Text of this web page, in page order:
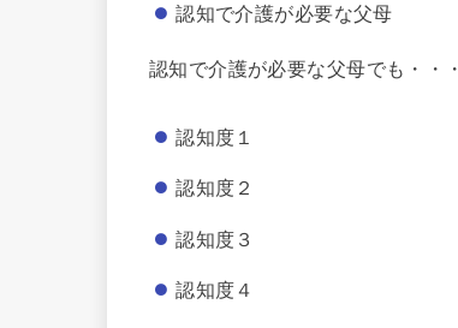
認知で介護が必要な父母
認知で介護が必要な父母でも・・・
認知度１
認知度２
認知度３
認知度４